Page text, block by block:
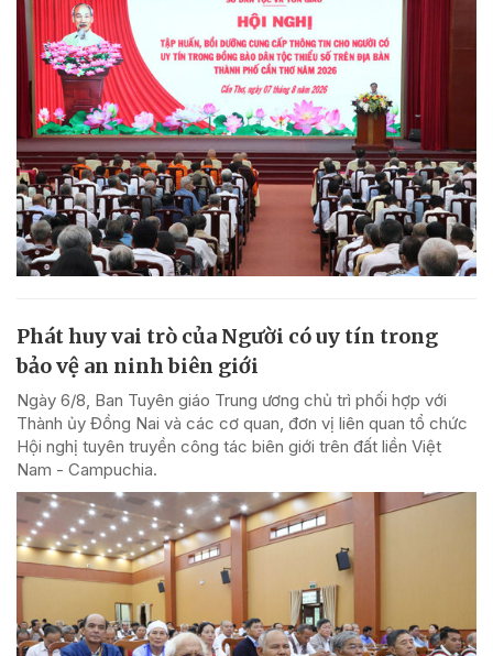
Phát huy vai trò của Người có uy tín trong
bảo vệ an ninh biên giới
Ngày 6/8, Ban Tuyên giáo Trung ương chủ trì phối hợp với
Thành ủy Đồng Nai và các cơ quan, đơn vị liên quan tổ chức
Hội nghị tuyên truyền công tác biên giới trên đất liền Việt
Nam - Campuchia.